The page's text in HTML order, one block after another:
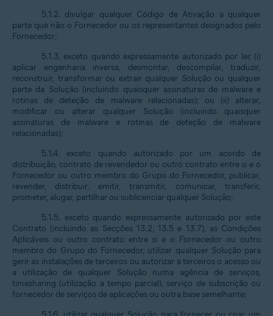
5.1.2. divulgar qualquer Código de Ativação a qualquer
parte que não o Fornecedor ou os representantes designados pelo
Fornecedor;
5.1.3. exceto quando expressamente autorizado por lei: (i)
aplicar engenharia inversa, desmontar, descompilar, traduzir,
reconstruir, transformar ou extrair qualquer Solução ou qualquer
parte da Solução (incluindo quaisquer assinaturas de malware e
rotinas de deteção de malware relacionadas); ou (ii) alterar,
modificar ou alterar qualquer Solução (incluindo quaisquer
assinaturas de malware e rotinas de deteção de malware
relacionadas);
5.1.4. exceto quando autorizado por um acordo de
distribuição, contrato de revendedor ou outro contrato entre si e o
Fornecedor ou outro membro do Grupo do Fornecedor, publicar,
revender, distribuir, emitir, transmitir, comunicar, transferir,
prometer, alugar, partilhar ou sublicenciar qualquer Solução;
5.1.5. exceto quando expressamente autorizado por este
Contrato (incluindo as Secções 13.2, 13.5 e 13.7), as Condições
Aplicáveis ou outro contrato entre si e o Fornecedor ou outro
membro do Grupo do Fornecedor, utilizar qualquer Solução para
gerir as instalações de terceiros ou autorizar a terceiros o acesso ou
a utilização de qualquer Solução numa agência de serviços,
timesharing (utilização a tempo parcial), serviço de subscrição ou
fornecedor de serviços de aplicações ou outra base semelhante;